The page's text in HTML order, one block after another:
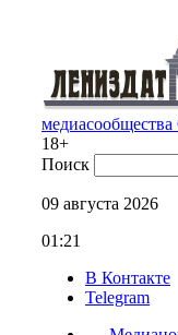
медиасообщества
18+
Поиск
09 августа 2026
01:21
В Контакте
Telegram